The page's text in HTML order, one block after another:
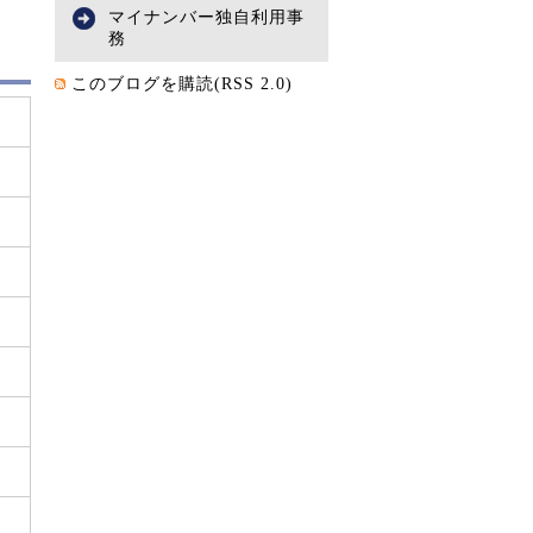
マイナンバー独自利用事
務
このブログを購読(RSS 2.0)